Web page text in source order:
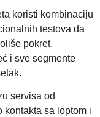
koristi kombinaciju
testova da
pokret.
i sve segmente
servisa od
kontakta sa loptom i